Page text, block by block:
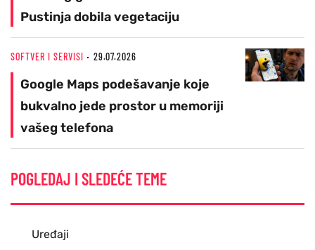
Pustinja dobila vegetaciju
SOFTVER I SERVISI 29.07.2026
Google Maps podešavanje koje
bukvalno jede prostor u memoriji
vašeg telefona
POGLEDAJ I SLEDEĆE TEME
Uređaji